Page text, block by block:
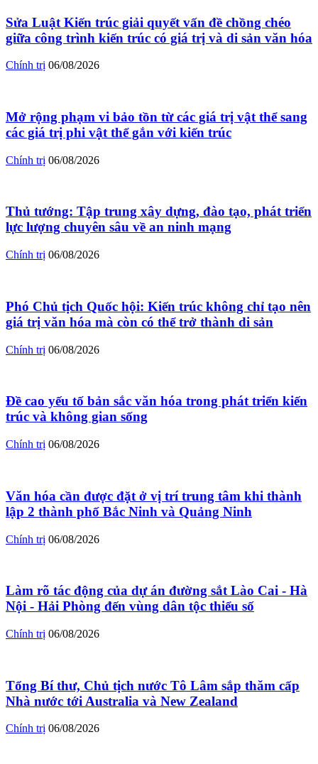
Sửa Luật Kiến trúc giải quyết vấn đề chồng chéo
giữa công trình kiến trúc có giá trị và di sản văn hóa
Chính trị 06/08/2026
Mở rộng phạm vi bảo tồn từ các giá trị vật thể sang
các giá trị phi vật thể gắn với kiến trúc
Chính trị 06/08/2026
Thủ tướng: Tập trung xây dựng, đào tạo, phát triển
lực lượng chuyên sâu về an ninh mạng
Chính trị 06/08/2026
Phó Chủ tịch Quốc hội: Kiến trúc không chỉ tạo nên
giá trị văn hóa mà còn có thể trở thành di sản
Chính trị 06/08/2026
Đề cao yếu tố bản sắc văn hóa trong phát triển kiến
trúc và không gian sống
Chính trị 06/08/2026
Văn hóa cần được đặt ở vị trí trung tâm khi thành
lập 2 thành phố Bắc Ninh và Quảng Ninh
Chính trị 06/08/2026
Làm rõ tác động của dự án đường sắt Lào Cai - Hà
Nội - Hải Phòng đến vùng dân tộc thiểu số
Chính trị 06/08/2026
Tổng Bí thư, Chủ tịch nước Tô Lâm sắp thăm cấp
Nhà nước tới Australia và New Zealand
Chính trị 06/08/2026